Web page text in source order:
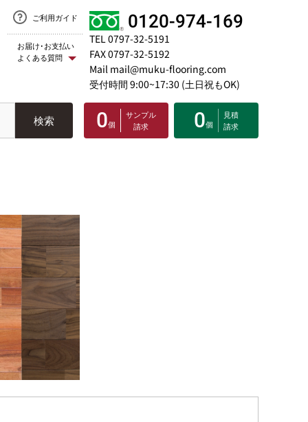
ご利用ガイド
お届け･お支払い
よくある質問
0120-974-169
TEL 0797-32-5191
FAX 0797-32-5192
Mail mail@muku-flooring.com
受付時間 9:00~17:30 (土日祝もOK)
検索 0個
サンプル
請求
0個
見積
請求